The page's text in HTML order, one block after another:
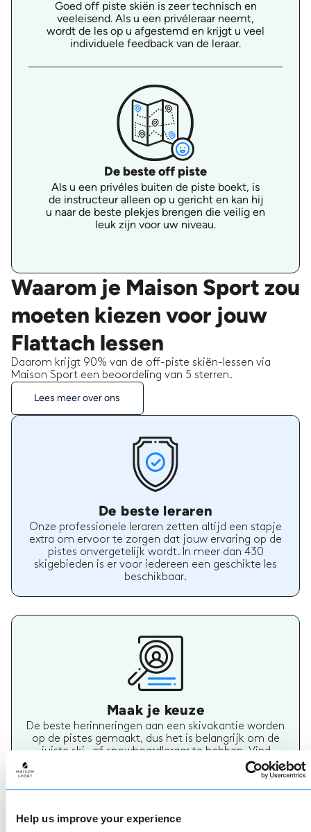
Help us improve your experience
Goed off piste skiën is zeer technisch en
veeleisend. Als u een privéleraar neemt,
wordt de les op u afgestemd en krijgt u veel
individuele feedback van de leraar.
De beste off piste
Als u een privéles buiten de piste boekt, is
de instructeur alleen op u gericht en kan hij
u naar de beste plekjes brengen die veilig en
leuk zijn voor uw niveau.
Waarom je Maison Sport zou
moeten kiezen voor jouw
Flattach lessen
Daarom krijgt 90% van de off-piste skiën-lessen via
Maison Sport een beoordeling van 5 sterren.
Lees meer over ons
De beste leraren
Onze professionele leraren zetten altijd een stapje
extra om ervoor te zorgen dat jouw ervaring op de
pistes onvergetelijk wordt. In meer dan 430
skigebieden is er voor iedereen een geschikte les
beschikbaar.
Maak je keuze
De beste herinneringen aan een skivakantie worden
op de pistes gemaakt, dus het is belangrijk om de
juiste ski- of snowboardleraar te hebben. Vind